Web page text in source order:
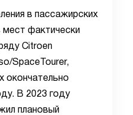
в пассажирских
мест фактически
Citroen
SpaceTourer,
окончательно
В 2023 году
плановый